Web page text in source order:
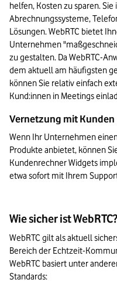
helfen, Kosten zu sparen.
Abrechnungssysteme,
Lösungen. WebRTC bietet
Unternehmen
zu gestalten. Da WebRTC-
dem aktuell am häufigsten
können Sie relativ einfach
Kund:innen in Meetings
Vernetzung mit Kunden
Wenn Ihr Unternehmen
Produkte anbietet, können
Kundenrechner Widgets
etwa sofort mit Ihrem
Wie sicher ist WebRTC?
WebRTC gilt als aktuell
Bereich der Echtzeit-
WebRTC basiert unter
Standards: